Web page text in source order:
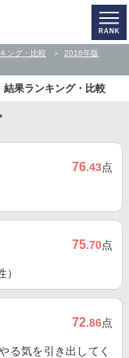
ング・比較
2016年版
結果ランキング・比較
76.43点
75.70点
72.86点
る気を引き出してく